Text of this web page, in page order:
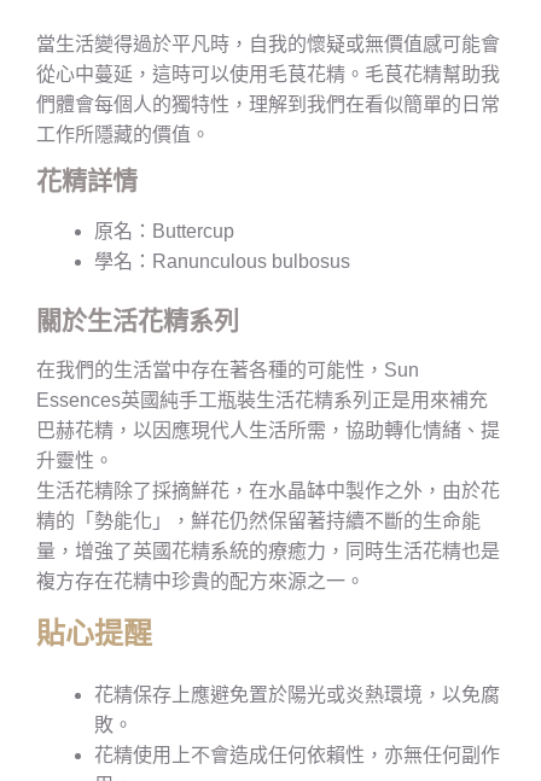
當生活變得過於平凡時，自我的懷疑或無價值感可能會
從心中蔓延，這時可以使用毛茛花精。毛茛花精幫助我
們體會每個人的獨特性，理解到我們在看似簡單的日常
工作所隱藏的價值。
花精詳情
原名：Buttercup
學名：Ranunculous bulbosus
關於生活花精系列
在我們的生活當中存在著各種的可能性，Sun
Essences英國純手工瓶裝生活花精系列正是用來補充
巴赫花精，以因應現代人生活所需，協助轉化情緒、提
升靈性。
生活花精除了採摘鮮花，在水晶缽中製作之外，由於花
精的「勢能化」，鮮花仍然保留著持續不斷的生命能
量，增強了英國花精系統的療癒力，同時生活花精也是
複方存在花精中珍貴的配方來源之一。
貼心提醒
花精保存上應避免置於陽光或炎熱環境，以免腐
敗。
花精使用上不會造成任何依賴性，亦無任何副作